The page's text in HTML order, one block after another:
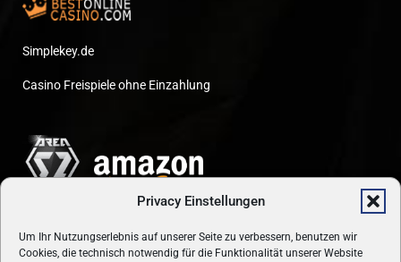
Privacy Einstellungen
Um Ihr Nutzungserlebnis auf unserer Seite zu verbessern, benutzen wir
Cookies, die technisch notwendig für die Funktionalität unserer Website
Simplekey.de
Casino Freispiele ohne Einzahlung